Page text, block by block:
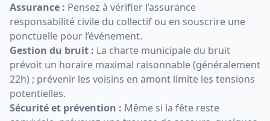
Assurance : Pensez à vérifier l’assurance
responsabilité civile du collectif ou en souscrire une
ponctuelle pour l’événement.
Gestion du bruit : La charte municipale du bruit
prévoit un horaire maximal raisonnable (généralement
22h) ; prévenir les voisins en amont limite les tensions
potentielles.
Sécurité et prévention : Même si la fête reste